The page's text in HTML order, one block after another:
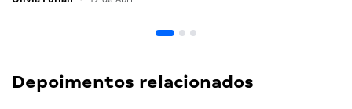
Depoimentos relacionados